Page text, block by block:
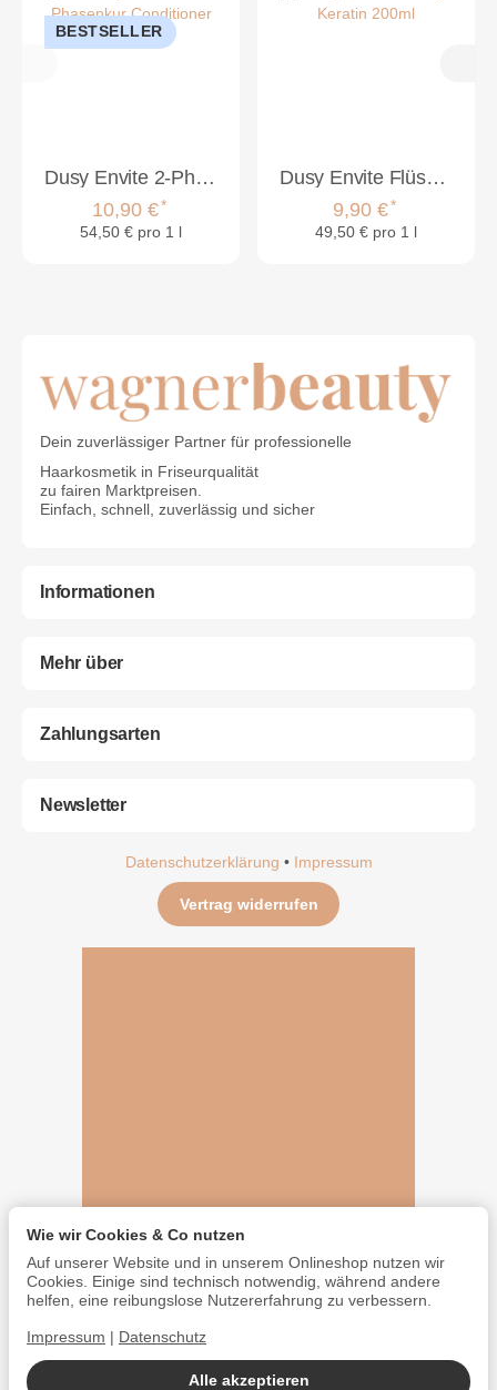
BESTSELLER
Dusy Envite 2-Phasenkur Conditioner 200ml
10,90 €*
54,50 € pro 1 l
Dusy Envite Flüssig Keratin 200ml
9,90 €*
49,50 € pro 1 l
Dein zuverlässiger Partner für professionelle
Haarkosmetik in Friseurqualität
zu fairen Marktpreisen.
Einfach, schnell, zuverlässig und sicher
Informationen
Mehr über
Zahlungsarten
Newsletter
Datenschutzerklärung • Impressum
Vertrag widerrufen
Alle akzeptieren
Wie wir Cookies & Co nutzen
Auf unserer Website und in unserem Onlineshop nutzen wir
Cookies. Einige sind technisch notwendig, während andere
helfen, eine reibungslose Nutzererfahrung zu verbessern.
Impressum Datenschutz